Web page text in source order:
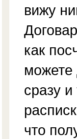
вижу
как
можете
сразу и
что